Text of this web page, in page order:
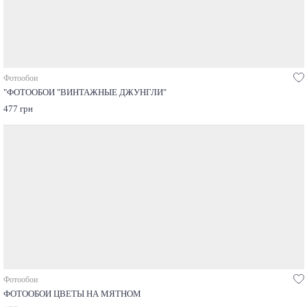
Фотообои
"ФОТООБОИ "ВИНТАЖНЫЕ ДЖУНГЛИ"
477 грн
Фотообои
ФОТООБОИ ЦВЕТЫ НА МЯТНОМ